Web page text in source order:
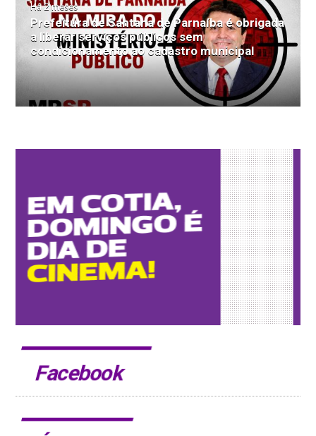
Há 2 meses
Prefeitura de Santana de Parnaíba é obrigada
a liberar serviços públicos sem
condicionamento ao cadastro municipal
Facebook